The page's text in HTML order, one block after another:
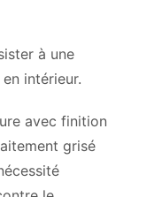
à une
intérieur.
avec finition
grisé